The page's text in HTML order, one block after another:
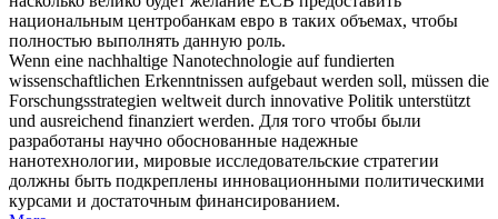
национальным центробанкам евро в таких объемах, чтобы
полностью выполнять данную роль.
Wenn eine nachhaltige Nanotechnologie auf fundierten
wissenschaftlichen Erkenntnissen aufgebaut werden soll, müssen die
Forschungsstrategien weltweit durch innovative Politik unterstützt
und ausreichend finanziert werden. Для того чтобы были
разработаны научно обоснованные надежные
нанотехнологии, мировые исследовательские стратегии
должны быть подкреплены инновационными политическими
курсами и достаточным финансированием.